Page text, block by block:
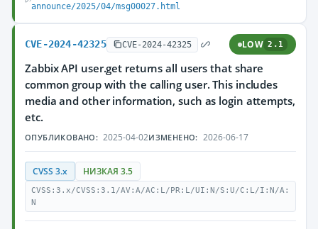
announce/2025/04/msg00027.html
CVE-2024-42325 CVE-2024-42325 LOW 2.1
Zabbix API user.get returns all users that share
common group with the calling user. This includes
media and other information, such as login attempts,
etc.
ОПУБЛИКОВАНО: 2025-04-02ИЗМЕНЕНО: 2026-06-17
CVSS 3.x НИЗКАЯ 3.5
CVSS:3.x/CVSS:3.1/AV:A/AC:L/PR:L/UI:N/S:U/C:L/I:N/A:
N